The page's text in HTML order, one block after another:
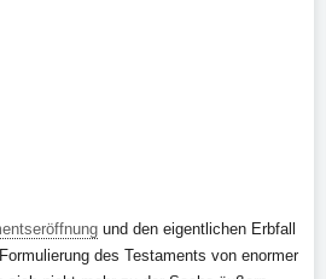
und den eigentlichen Erbfall
des Testaments von enormer